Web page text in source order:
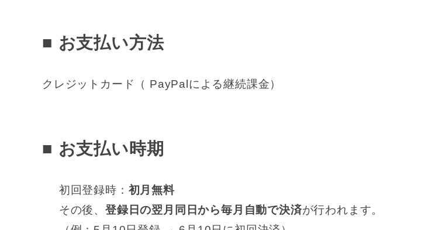
■ お支払い方法
クレジットカード（ PayPalによる継続課金）
■ お支払い時期
初回登録時： 初月無料
その後、 登録日の翌月同日から毎月自動で決済が行われます。